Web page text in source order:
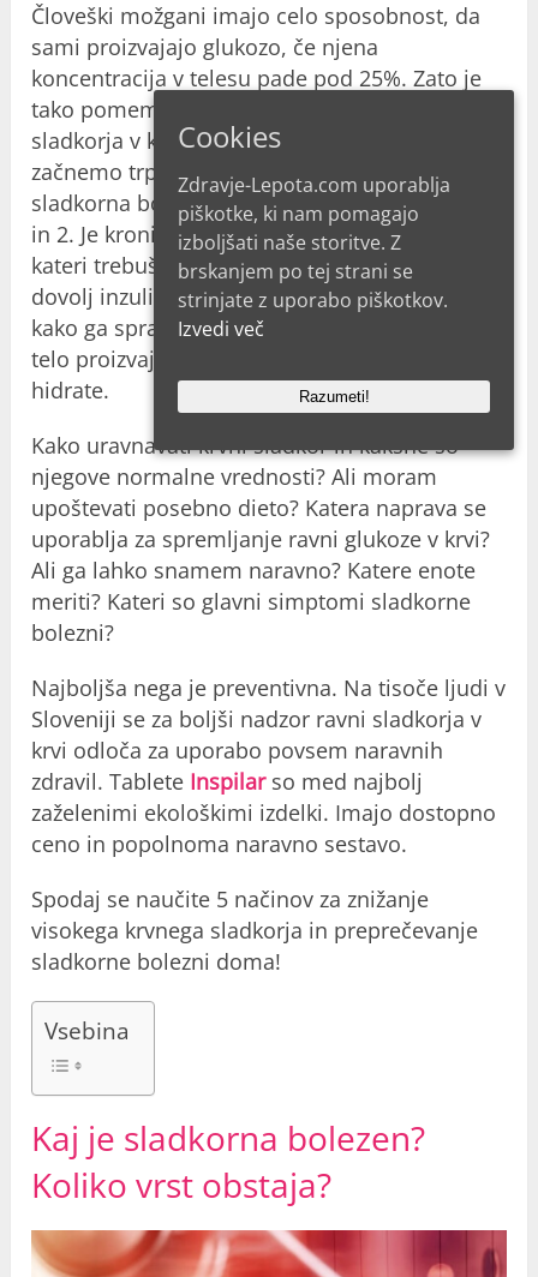
Človeški možgani imajo celo sposobnost, da
sami proizvajajo glukozo, če njena
koncentracija v telesu pade pod 25%. Zato je
tako pomembno vzdrževati normalno raven
sladkorja v krvi. Ko naše telo tega ne zmore,
začnemo trpeti za stanjem, znanim tudi kot
sladkorna bolezen. Obstajata 2 glavni vrsti – 1
in 2. Je kronična avtoimunska bolezen, pri
kateri trebušna slinavka ne more proizvesti
dovolj inzulina. Ali pa telo ne ve natančno,
kako ga spraviti do celic. To je hormon, ki ga
telo proizvaja, ko v telesu razgradi ogljikove
hidrate.
Kako uravnavati krvni sladkor in kakšne so
njegove normalne vrednosti? Ali moram
upoštevati posebno dieto? Katera naprava se
uporablja za spremljanje ravni glukoze v krvi?
Ali ga lahko snamem naravno? Katere enote
meriti? Kateri so glavni simptomi sladkorne
bolezni?
Najboljša nega je preventivna. Na tisoče ljudi v
Sloveniji se za boljši nadzor ravni sladkorja v
krvi odloča za uporabo povsem naravnih
zdravil. Tablete Inspilar so med najbolj
zaželenimi ekološkimi izdelki. Imajo dostopno
ceno in popolnoma naravno sestavo.
Spodaj se naučite 5 načinov za znižanje
visokega krvnega sladkorja in preprečevanje
sladkorne bolezni doma!
Vsebina
Kaj je sladkorna bolezen?
Koliko vrst obstaja?
Cookies
Zdravje-Lepota.com uporablja
piškotke, ki nam pomagajo
izboljšati naše storitve. Z
brskanjem po tej strani se
strinjate z uporabo piškotkov.
Izvedi več
Razumeti!